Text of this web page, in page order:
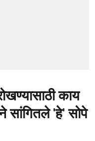
काय
सांगितले 'हे' सोपे